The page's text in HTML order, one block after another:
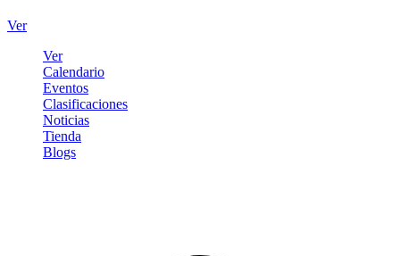
Ver
Ver
Calendario
Eventos
Clasificaciones
Noticias
Tienda
Blogs